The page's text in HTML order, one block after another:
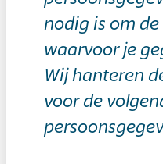
nodig is om
waarvoor je
Wij hanteren
voor de